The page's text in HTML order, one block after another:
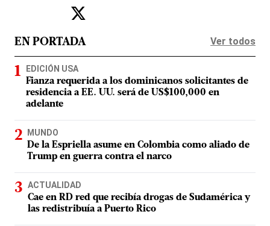
EN PORTADA Ver todos
EDICIÓN USA
Fianza requerida a los dominicanos solicitantes de
residencia a EE. UU. será de US$100,000 en
adelante
MUNDO
De la Espriella asume en Colombia como aliado de
Trump en guerra contra el narco
ACTUALIDAD
Cae en RD red que recibía drogas de Sudamérica y
las redistribuía a Puerto Rico